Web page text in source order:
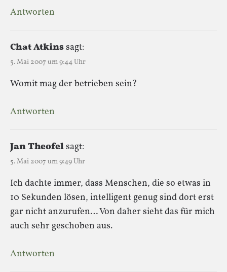
Antworten
Chat Atkinssagt:
5. Mai 2007 um 9:44 Uhr
Womit mag der betrieben sein?
Antworten
Jan Theofelsagt:
5. Mai 2007 um 9:49 Uhr
Ich dachte immer, dass Menschen, die so etwas in
10 Sekunden lösen, intelligent genug sind dort erst
gar nicht anzurufen… Von daher sieht das für mich
auch sehr geschoben aus.
Antworten